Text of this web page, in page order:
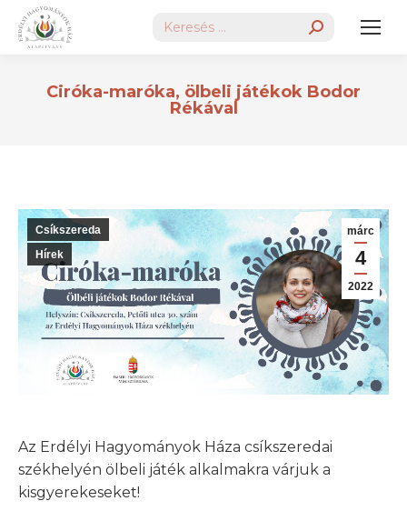
Search:
Ciróka-maróka, ölbeli játékok Bodor
Rékával
márc
4
2022
Csíkszereda
Hírek
Az Erdélyi Hagyományok Háza csíkszeredai
székhelyén ölbeli játék alkalmakra várjuk a
kisgyerekeseket!